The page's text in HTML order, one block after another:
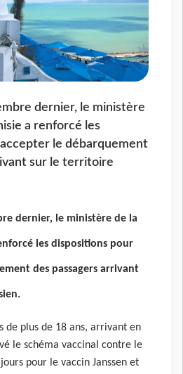
dernier, le ministère
a renforcé les
le débarquement
sur le territoire
dernier, le ministère de la
les dispositions pour
des passagers arrivant
de plus de 18 ans, arrivant en
le schéma vaccinal contre le
pour le vaccin Janssen et